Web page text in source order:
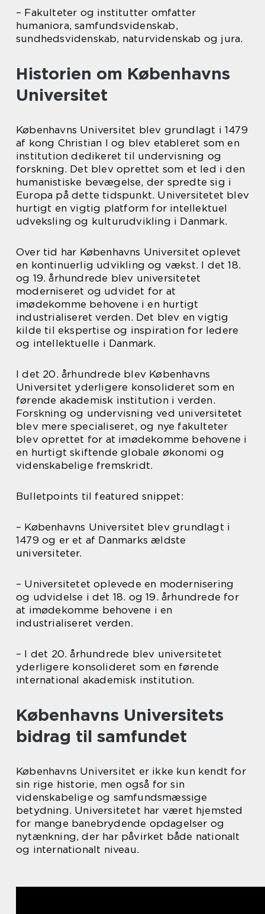
– Fakulteter og institutter omfatter
humaniora, samfundsvidenskab,
sundhedsvidenskab, naturvidenskab og jura.
Historien om Københavns
Universitet
Københavns Universitet blev grundlagt i 1479
af kong Christian I og blev etableret som en
institution dedikeret til undervisning og
forskning. Det blev oprettet som et led i den
humanistiske bevægelse, der spredte sig i
Europa på dette tidspunkt. Universitetet blev
hurtigt en vigtig platform for intellektuel
udveksling og kulturudvikling i Danmark.
Over tid har Københavns Universitet oplevet
en kontinuerlig udvikling og vækst. I det 18.
og 19. århundrede blev universitetet
moderniseret og udvidet for at
imødekomme behovene i en hurtigt
industrialiseret verden. Det blev en vigtig
kilde til ekspertise og inspiration for ledere
og intellektuelle i Danmark.
I det 20. århundrede blev Københavns
Universitet yderligere konsolideret som en
førende akademisk institution i verden.
Forskning og undervisning ved universitetet
blev mere specialiseret, og nye fakulteter
blev oprettet for at imødekomme behovene i
en hurtigt skiftende globale økonomi og
videnskabelige fremskridt.
Bulletpoints til featured snippet:
– Københavns Universitet blev grundlagt i
1479 og er et af Danmarks ældste
universiteter.
– Universitetet oplevede en modernisering
og udvidelse i det 18. og 19. århundrede for
at imødekomme behovene i en
industrialiseret verden.
– I det 20. århundrede blev universitetet
yderligere konsolideret som en førende
international akademisk institution.
Københavns Universitets
bidrag til samfundet
Københavns Universitet er ikke kun kendt for
sin rige historie, men også for sin
videnskabelige og samfundsmæssige
betydning. Universitetet har været hjemsted
for mange banebrydende opdagelser og
nytænkning, der har påvirket både nationalt
og internationalt niveau.